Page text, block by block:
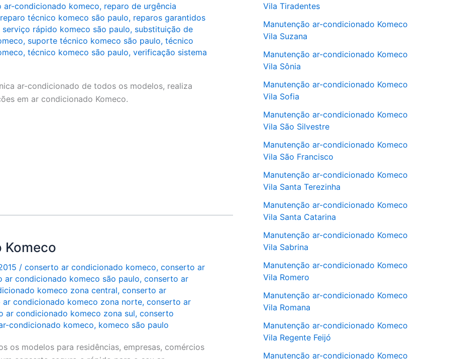
ar-condicionado komeco, reparo de urgência
reparo técnico komeco são paulo, reparos garantidos
serviço rápido komeco são paulo, substituição de
, suporte técnico komeco são paulo, técnico
, técnico komeco são paulo, verificação sistema
ar-condicionado de todos os modelos, realiza
em ar condicionado Komeco.
Komeco
/ conserto ar condicionado komeco, conserto ar
ar condicionado komeco são paulo, conserto ar
komeco zona central, conserto ar
ar condicionado komeco zona norte, conserto ar
ar condicionado komeco zona sul, conserto
condicionado komeco, komeco são paulo
os modelos para residências, empresas, comércios
Vila Tiradentes
Manutenção ar-condicionado Komeco
Vila Suzana
Manutenção ar-condicionado Komeco
Vila Sônia
Manutenção ar-condicionado Komeco
Vila Sofia
Manutenção ar-condicionado Komeco
Vila São Silvestre
Manutenção ar-condicionado Komeco
Vila São Francisco
Manutenção ar-condicionado Komeco
Vila Santa Terezinha
Manutenção ar-condicionado Komeco
Vila Santa Catarina
Manutenção ar-condicionado Komeco
Vila Sabrina
Manutenção ar-condicionado Komeco
Vila Romero
Manutenção ar-condicionado Komeco
Vila Romana
Manutenção ar-condicionado Komeco
Vila Regente Feijó
Manutenção ar-condicionado Komeco